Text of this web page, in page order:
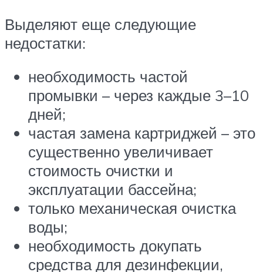
Выделяют еще следующие
недостатки:
необходимость частой
промывки – через каждые 3–10
дней;
частая замена картриджей – это
существенно увеличивает
стоимость очистки и
эксплуатации бассейна;
только механическая очистка
воды;
необходимость докупать
средства для дезинфекции,